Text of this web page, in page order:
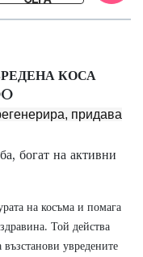
КОСА
придава
богат на активни
на косъма и помага
Той действа
увредените